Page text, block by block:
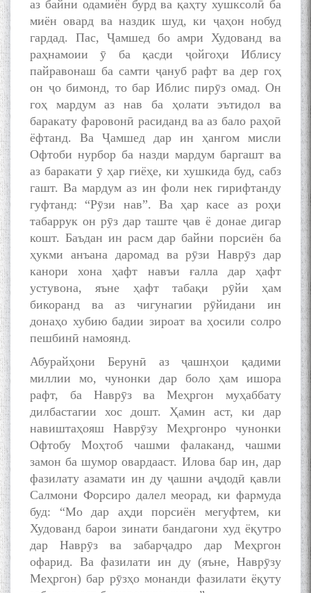
аз байни одамиён бурд ва қаҳту хушксолӣ ба
миён овард ва наздик шуд, ки ҷаҳон нобуд
гардад. Пас, Ҷамшед бо амри Худованд ва
раҳнамоии ӯ ба қасди ҷойгоҳи Иблису
пайравонаш ба самти ҷануб рафт ва дер гоҳ
он ҷо бимонд, то бар Иблис пирӯз омад. Он
гоҳ мардум аз нав ба ҳолати эътидол ва
баракату фаровонӣ расиданд ва аз бало раҳоӣ
ёфтанд. Ва Ҷамшед дар ин ҳангом мисли
Офтоби нурбор ба назди мардум баргашт ва
аз баракати ӯ ҳар гиёҳе, ки хушкида буд, сабз
гашт. Ва мардум аз ин фоли нек гирифтанду
гуфтанд: “Рӯзи нав”. Ва ҳар касе аз роҳи
табаррук он рӯз дар таште ҷав ё донае дигар
кошт. Баъдан ин расм дар байни порсиён ба
ҳукми анъана даромад ва рӯзи Наврӯз дар
канори хона ҳафт навъи ғалла дар ҳафт
устувона, яъне ҳафт табақи рӯйи ҳам
бикоранд ва аз чигунагии рӯйидани ин
донаҳо хубию бадии зироат ва ҳосили солро
пешбинӣ намоянд.
Абурайҳони Берунӣ аз ҷашнҳои қадими
миллии мо, чунонки дар боло ҳам ишора
рафт, ба Наврӯз ва Меҳргон муҳаббату
дилбастагии хос дошт. Ҳамин аст, ки дар
навиштаҳояш Наврӯзу Меҳргонро чунонки
Офтобу Моҳтоб чашми фалаканд, чашми
замон ба шумор овардааст. Илова бар ин, дар
фазилату азамати ин ду ҷашни аҷдодӣ қавли
Салмони Форсиро далел меорад, ки фармуда
буд: “Мо дар аҳди порсиён мегуфтем, ки
Худованд барои зинати бандагони худ ёқутро
дар Наврӯз ва забарҷадро дар Меҳргон
офарид. Ва фазилати ин ду (яъне, Наврӯзу
Меҳргон) бар рӯзҳо монанди фазилати ёқуту
БА МУНОСИБАТИ
БУЗУРГДОШТИ РӮЗИ РӮДАКӢ
Дар Академияи миллии
илмҳои Тоҷикистон бахшида
ба 100-солагии мунаққиду
адабиётшинос Соҳиб
Табаров ҳамоиши илмӣ-
назариявӣ баргузор гардид.
МАВЛОНО ҶАЛОЛИДДИНИ
БАЛХӢ БУЗУРГТАРИН
МУТАФАККИР ВА ОРИФИ
ЗАБОНУ АДАБИ ТОҶИК